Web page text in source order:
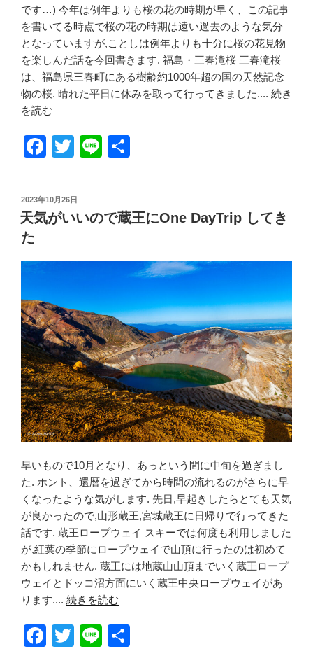
です…) 今年は例年よりも桜の花の時期が早く、この記事
を書いてる時点で桜の花の時期は遠い過去のような気分
となっていますが,ことしは例年よりも十分に桜の花見物
を楽しんだ話を今回書きます. 福島・三春滝桜 三春滝桜
は、福島県三春町にある樹齢約1000年超の国の天然記念
物の桜. 晴れた平日に休みを取って行ってきました.... 続き
を読む
F
c
e
o
k
T
tt
er
Li
投
稿
日:
2023年10月26日
天気がいいので蔵王にOne DayTrip してき
た
早いもので10月となり、あっという間に中旬を過ぎまし
た. ホント、還暦を過ぎてから時間の流れるのがさらに早
くなったような気がします. 先日,早起きしたらとても天気
が良かったので,山形蔵王,宮城蔵王に日帰りで行ってきた
話です. 蔵王ロープウェイ スキーでは何度も利用しました
が,紅葉の季節にロープウェイで山頂に行ったのは初めて
かもしれません. 蔵王には地蔵山山頂までいく蔵王ロープ
ウェイとドッコ沼方面にいく蔵王中央ロープウェイがあ
ります.... 続きを読む
F
T
Li